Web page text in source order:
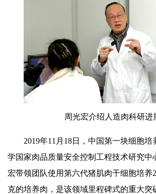
周光宏介绍人造肉科研进
2019年11月18日，中国第一块细胞
学国家肉品质量安全控制工程技术研究中
宏带领团队使用第六代猪肌肉干细胞培养
克的培养肉，是该领域里程碑式的重大突